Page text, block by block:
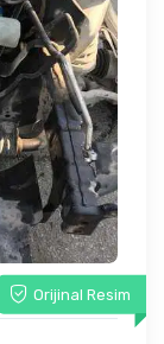
Orijinal Resim